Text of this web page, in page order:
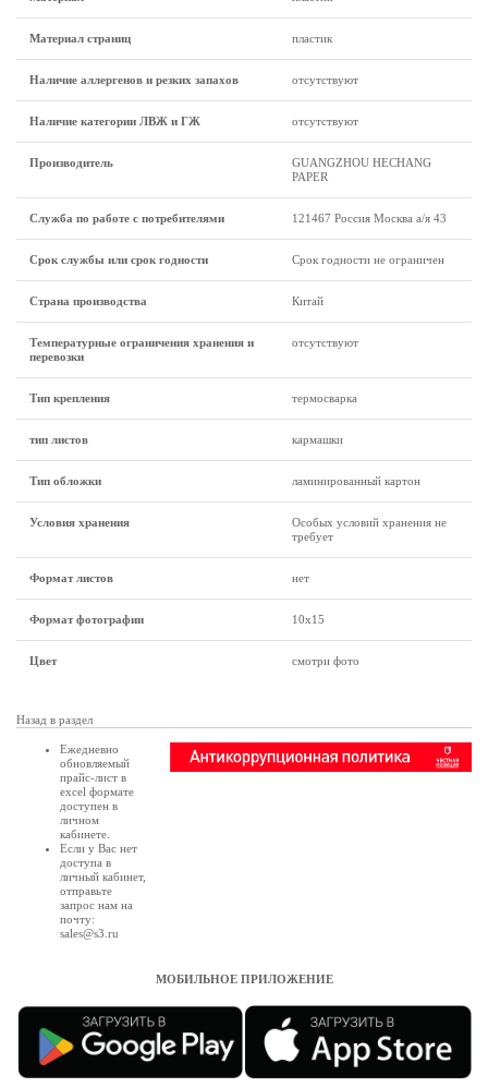
Материал страниц пластик
Наличие аллергенов и резких запахов отсутствуют
Наличие категории ЛВЖ и ГЖ отсутствуют
Производитель
GUANGZHOU HECHANG
PAPER
Служба по работе с потребителями 121467 Россия Москва а/я 43
Срок службы или срок годности Срок годности не ограничен
Страна производства Китай
Температурные ограничения хранения и
перевозки
отсутствуют
Тип крепления термосварка
тип листов кармашки
Тип обложки ламинированный картон
Условия хранения
Особых условий хранения не
требует
Формат листов нет
Формат фотографии 10х15
Цвет смотри фото
Назад в раздел
Ежедневно
обновляемый
прайс-лист в
excel формате
доступен в
личном
кабинете
Если у Вас нет
доступа в
личный кабинет,
отправьте
запрос нам на
почту:
sales@s3.ru
МОБИЛЬНОЕ ПРИЛОЖЕНИЕ